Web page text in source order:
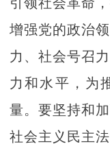
增强党的政治
力、社会号召
力和水平，为
量。要坚持和
社会主义民主